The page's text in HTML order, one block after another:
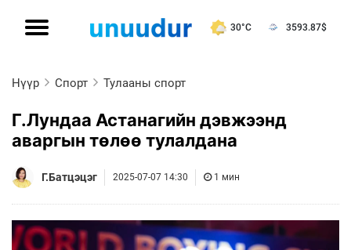
30°C 3593.87$
Нүүр Спорт Тулааны спорт
Г.Лундаа Астанагийн дэвжээнд
аваргын төлөө тулалдана
Г.Батцэцэг 2025-07-07 14:30 1 мин